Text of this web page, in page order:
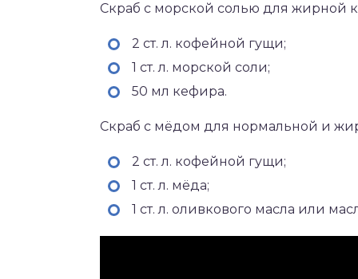
Скраб с морской солью для жирной
2 ст. л. кофейной гущи;
1 ст. л. морской соли;
50 мл кефира.
Скраб с мёдом для нормальной и
2 ст. л. кофейной гущи;
1 ст. л. мёда;
1 ст. л. оливкового масла или